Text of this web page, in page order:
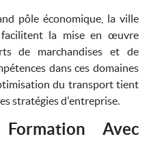
pôle économique, la ville
la mise en œuvre
de marchandises et de
dans ces domaines
du transport tient
stratégies d'entreprise.
Avec